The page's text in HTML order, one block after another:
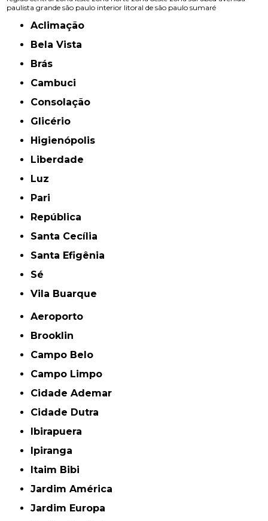
paulista grande são paulo interior litoral de são paulo sumaré
Aclimação
Bela Vista
Brás
Cambuci
Consolação
Glicério
Higienópolis
Liberdade
Luz
Pari
República
Santa Cecília
Santa Efigênia
Sé
Vila Buarque
Aeroporto
Brooklin
Campo Belo
Campo Limpo
Cidade Ademar
Cidade Dutra
Ibirapuera
Ipiranga
Itaim Bibi
Jardim América
Jardim Europa